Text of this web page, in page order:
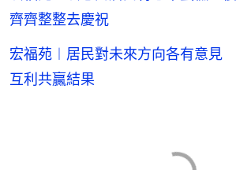
齊齊整整去慶祝
宏福苑︱居民對未來方向各有意見
互利共贏結果